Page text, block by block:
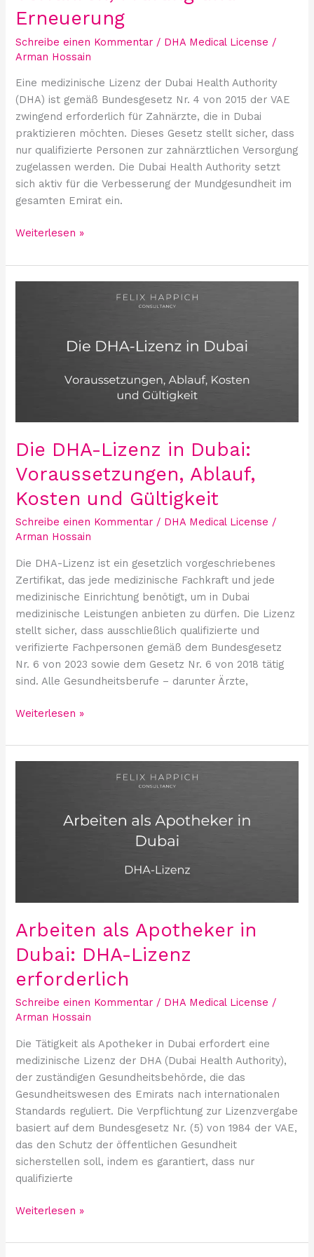
Erneuerung
Schreibe einen Kommentar / DHA Medical License /
Arman Hossain
Eine medizinische Lizenz der Dubai Health Authority
(DHA) ist gemäß Bundesgesetz Nr. 4 von 2015 der VAE
zwingend erforderlich für Zahnärzte, die in Dubai
praktizieren möchten. Dieses Gesetz stellt sicher, dass
nur qualifizierte Personen zur zahnärztlichen Versorgung
zugelassen werden. Die Dubai Health Authority setzt
sich aktiv für die Verbesserung der Mundgesundheit im
gesamten Emirat ein.
Weiterlesen »
Die DHA-Lizenz in Dubai:
Voraussetzungen, Ablauf,
Kosten und Gültigkeit
Schreibe einen Kommentar / DHA Medical License /
Arman Hossain
Die DHA-Lizenz ist ein gesetzlich vorgeschriebenes
Zertifikat, das jede medizinische Fachkraft und jede
medizinische Einrichtung benötigt, um in Dubai
medizinische Leistungen anbieten zu dürfen. Die Lizenz
stellt sicher, dass ausschließlich qualifizierte und
verifizierte Fachpersonen gemäß dem Bundesgesetz
Nr. 6 von 2023 sowie dem Gesetz Nr. 6 von 2018 tätig
sind. Alle Gesundheitsberufe – darunter Ärzte,
Voraussetzungen,
und
Gültigkeit
Weiterlesen »
Arbeiten als Apotheker in
Dubai: DHA-Lizenz
erforderlich
Schreibe einen Kommentar / DHA Medical License /
Arman Hossain
Die Tätigkeit als Apotheker in Dubai erfordert eine
medizinische Lizenz der DHA (Dubai Health Authority),
der zuständigen Gesundheitsbehörde, die das
Gesundheitswesen des Emirats nach internationalen
Standards reguliert. Die Verpflichtung zur Lizenzvergabe
basiert auf dem Bundesgesetz Nr. (5) von 1984 der VAE,
das den Schutz der öffentlichen Gesundheit
sicherstellen soll, indem es garantiert, dass nur
qualifizierte
Weiterlesen »